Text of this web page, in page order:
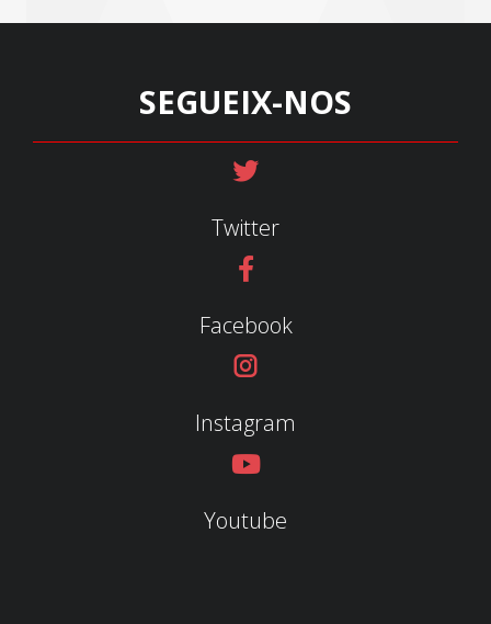
SEGUEIX-NOS
Twitter
Facebook
Instagram
Youtube